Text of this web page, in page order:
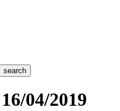
04/2019